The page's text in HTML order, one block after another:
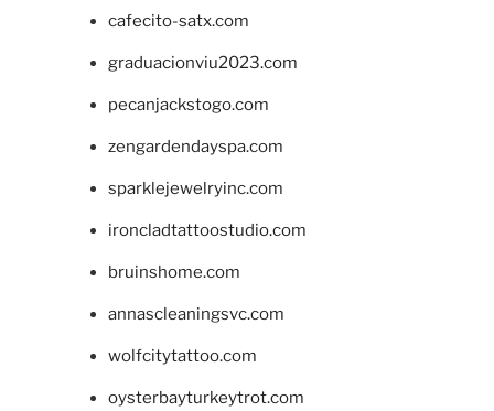
cafecito-satx.com
graduacionviu2023.com
pecanjackstogo.com
zengardendayspa.com
sparklejewelryinc.com
ironcladtattoostudio.com
bruinshome.com
annascleaningsvc.com
wolfcitytattoo.com
oysterbayturkeytrot.com